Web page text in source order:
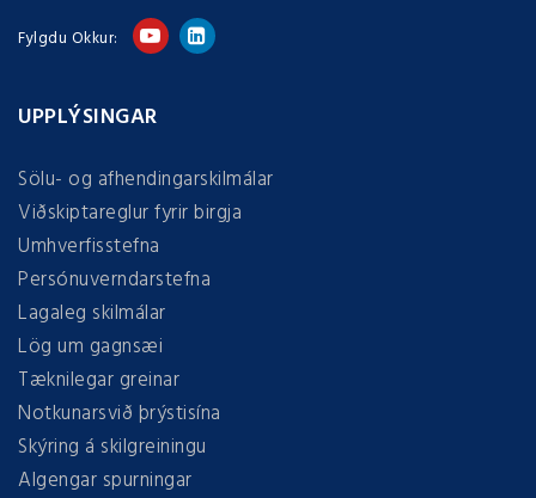
Fylgdu Okkur:
UPPLÝSINGAR
Sölu- og afhendingarskilmálar
Viðskiptareglur fyrir birgja
Umhverfisstefna
Persónuverndarstefna
Lagaleg skilmálar
Lög um gagnsæi
Tæknilegar greinar
Notkunarsvið þrýstisína
Skýring á skilgreiningu
Algengar spurningar